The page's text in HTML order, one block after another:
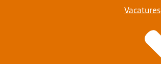
Vacatures